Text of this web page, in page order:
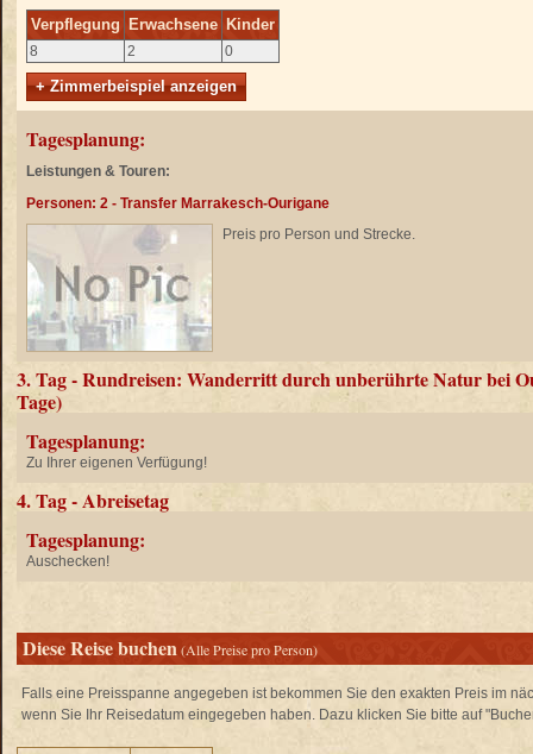
Verpflegung Erwachsene Kinder
8 2 0
+ Zimmerbeispiel anzeigen
Tagesplanung:
Leistungen & Touren:
Personen: 2 - Transfer Marrakesch-Ourigane
Preis pro Person und Strecke.
3. Tag - Rundreisen: Wanderritt durch unberührte Natur bei
Tage)
Tagesplanung:
Zu Ihrer eigenen Verfügung!
4. Tag - Abreisetag
Tagesplanung:
Auschecken!
Diese Reise buchen(Alle Preise pro Person)
Falls eine Preisspanne angegeben ist bekommen Sie den exakten Preis im
wenn Sie Ihr Reisedatum eingegeben haben. Dazu klicken Sie bitte auf